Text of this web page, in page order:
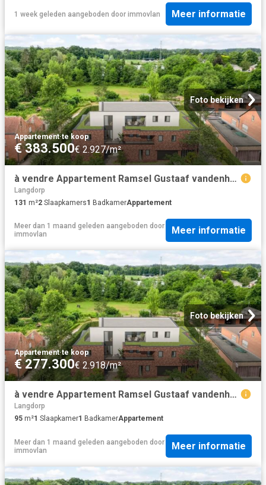
1 week geleden aangeboden door immovlan Meer informatie
Foto bekijken
Appartement·te koop
€ 383.500€ 2.927/m²
à vendre Appartement Ramsel Gustaaf vandenheuvelstraat
Langdorp
131 m²2 Slaapkamers1 BadkamerAppartement
Meer dan 1 maand geleden aangeboden door
immovlan
Meer informatie
Foto bekijken
Appartement·te koop
€ 277.300€ 2.918/m²
à vendre Appartement Ramsel Gustaaf vandenheuvelstraat
Langdorp
95 m²1 Slaapkamer1 BadkamerAppartement
Meer dan 1 maand geleden aangeboden door
immovlan
Meer informatie